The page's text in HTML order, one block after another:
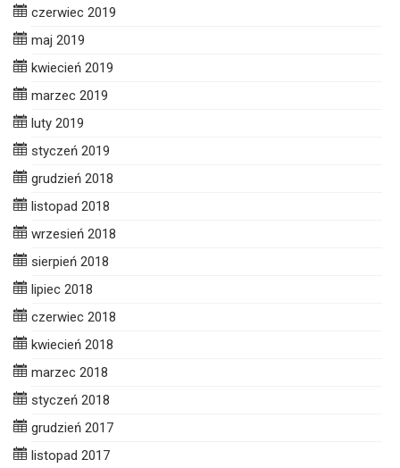
czerwiec 2019
maj 2019
kwiecień 2019
marzec 2019
luty 2019
styczeń 2019
grudzień 2018
listopad 2018
wrzesień 2018
sierpień 2018
lipiec 2018
czerwiec 2018
kwiecień 2018
marzec 2018
styczeń 2018
grudzień 2017
listopad 2017